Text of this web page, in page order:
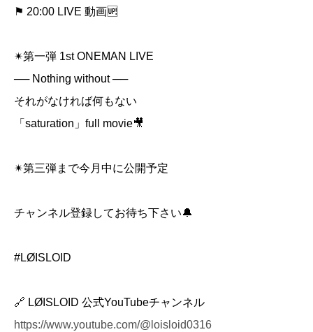
⚑ 20:00 LIVE 動画🆙
✴︎第一弾 1st ONEMAN LIVE
── Nothing without ──
それがなければ何もない
「saturation」full movie🎥
✴︎第三弾まで今月中に公開予定
チャンネル登録してお待ち下さい🔔
#LØISLOID
🔗 LØISLOID 公式YouTubeチャンネル
https://www.youtube.com/@loisloid0316